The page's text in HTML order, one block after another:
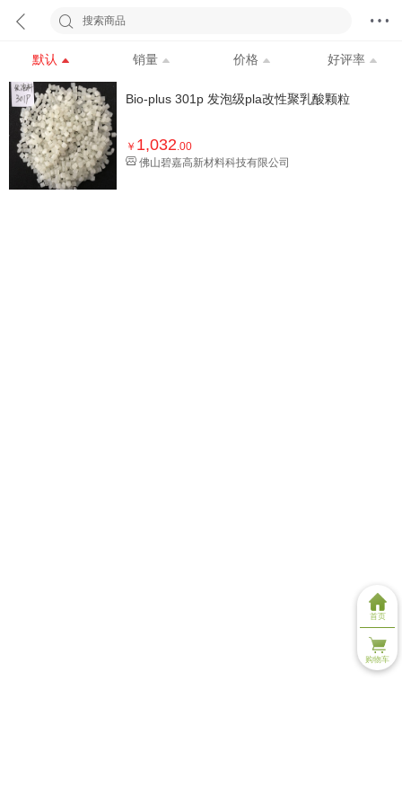
搜索商品
默认 销量 价格 好评率
Bio-plus 301p 发泡级pla改性聚乳酸颗粒
￥ 1,032.00
佛山碧嘉高新材料科技有限公司
首页
购物车